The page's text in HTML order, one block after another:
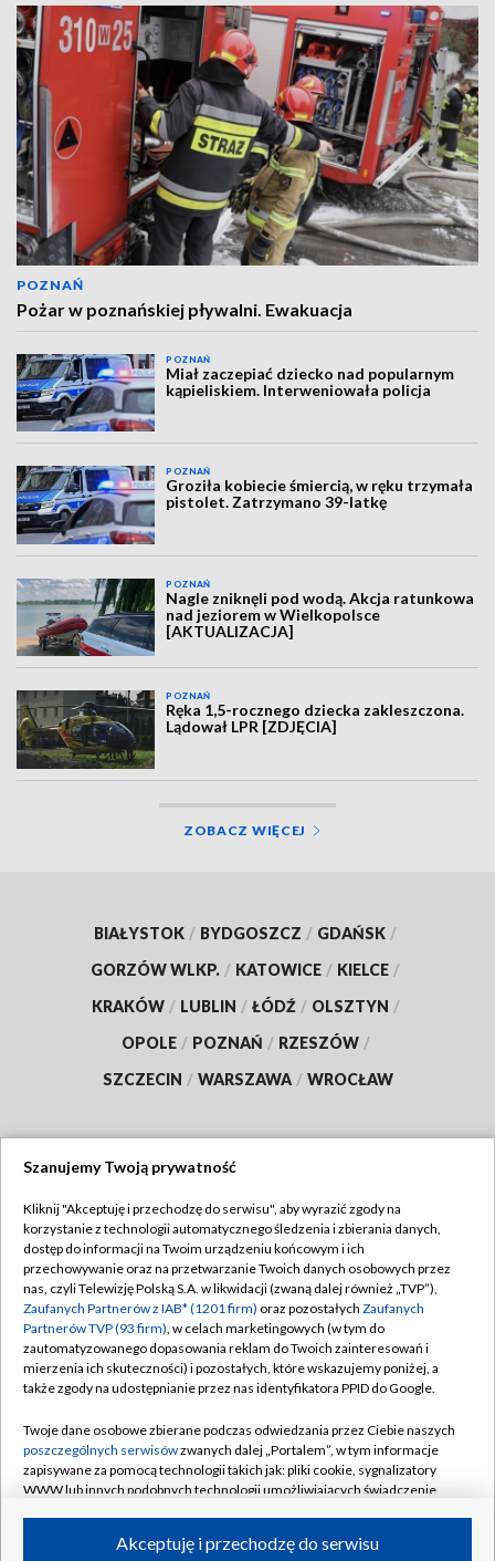
POZNAŃ
Pożar w poznańskiej pływalni. Ewakuacja
POZNAŃ
Miał zaczepiać dziecko nad popularnym
kąpieliskiem. Interweniowała policja
POZNAŃ
Groziła kobiecie śmiercią, w ręku trzymała
pistolet. Zatrzymano 39-latkę
POZNAŃ
Nagle zniknęli pod wodą. Akcja ratunkowa
nad jeziorem w Wielkopolsce
[AKTUALIZACJA]
POZNAŃ
Ręka 1,5-rocznego dziecka zakleszczona.
Lądował LPR [ZDJĘCIA]
ZOBACZ WIĘCEJ
BIAŁYSTOK / BYDGOSZCZ / GDAŃSK /
GORZÓW WLKP. / KATOWICE / KIELCE /
KRAKÓW / LUBLIN / ŁÓDŹ / OLSZTYN /
OPOLE / POZNAŃ / RZESZÓW /
SZCZECIN / WARSZAWA / WROCŁAW
TVP
Abonament TVP
Emisja w TVP
Centrum informacji TVP
Naziemna Telewizja Cyfrowa
Rada Programowa
System NOS
Informacje o nadawcy
Program dla prasy
Regulamin TVP
Polityka prywatności
Moje zgody
Pomoc
Kontakt
Kanały
Szanujemy Twoją prywatność
Kliknij "Akceptuję i przechodzę do serwisu", aby wyrazić zgody na
korzystanie z technologii automatycznego śledzenia i zbierania danych,
dostęp do informacji na Twoim urządzeniu końcowym i ich
przechowywanie oraz na przetwarzanie Twoich danych osobowych przez
nas, czyli Telewizję Polską S.A. w likwidacji (zwaną dalej również „TVP”),
Zaufanych Partnerów z IAB* (1201 firm) oraz pozostałych Zaufanych
Partnerów TVP (93 firm), w celach marketingowych (w tym do
zautomatyzowanego dopasowania reklam do Twoich zainteresowań i
mierzenia ich skuteczności) i pozostałych, które wskazujemy poniżej, a
także zgody na udostępnianie przez nas identyfikatora PPID do Google.
Twoje dane osobowe zbierane podczas odwiedzania przez Ciebie naszych
poszczególnych serwisówzwanych dalej „Portalem”, w tym informacje
zapisywane za pomocą technologii takich jak: pliki cookie, sygnalizatory
WWW lub innych podobnych technologii umożliwiających świadczenie
ruchu w Internecie.Akceptuję i przechodzę do serwisu